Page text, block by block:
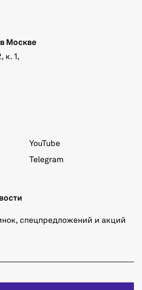
Москве
к. 1,
YouTube
Telegram
спецпредложений и акций